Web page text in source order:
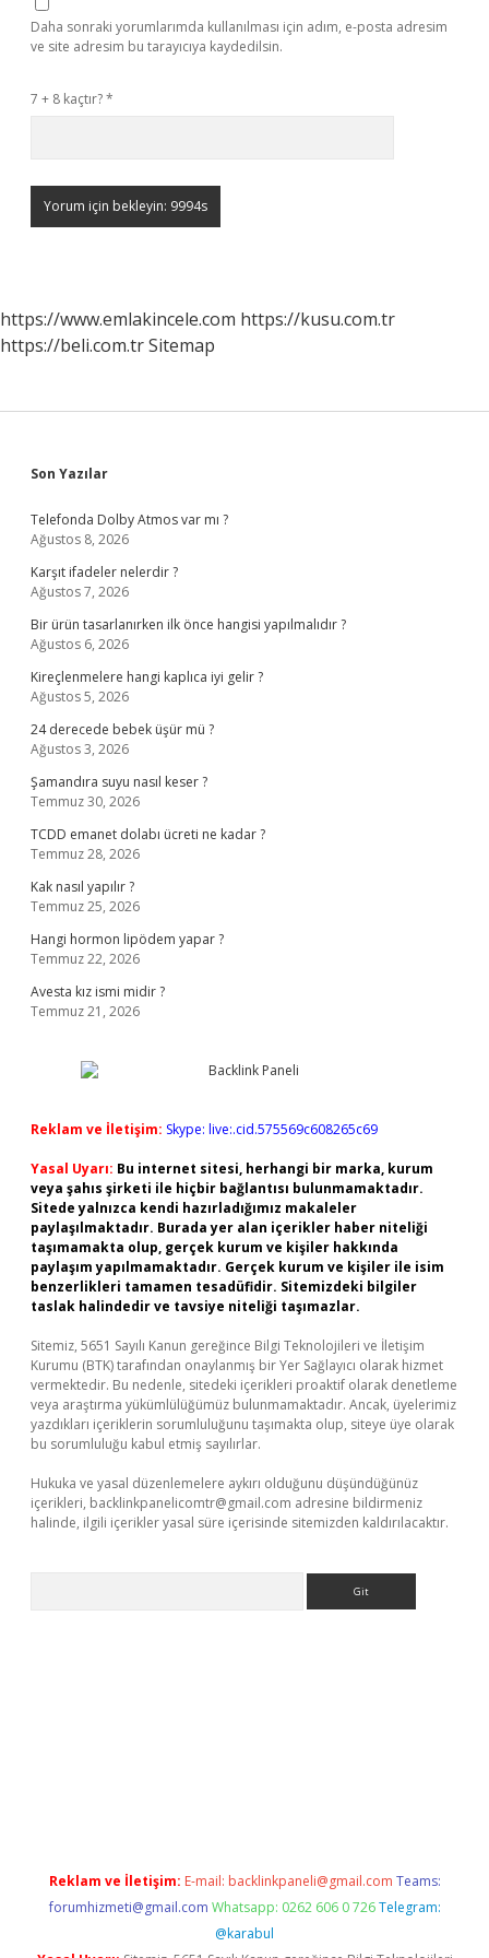
Daha sonraki yorumlarımda kullanılması için adım, e-posta adresim
ve site adresim bu tarayıcıya kaydedilsin.
7 + 8 kaçtır?*
https://www.emlakincele.com https://kusu.com.tr
https://beli.com.trSitemap
Sidebar
Son Yazılar
Telefonda Dolby Atmos var mı ?
Ağustos 8, 2026
Karşıt ifadeler nelerdir ?
Ağustos 7, 2026
Bir ürün tasarlanırken ilk önce hangisi yapılmalıdır ?
Ağustos 6, 2026
Kireçlenmelere hangi kaplıca iyi gelir ?
Ağustos 5, 2026
24 derecede bebek üşür mü ?
Ağustos 3, 2026
Şamandıra suyu nasıl keser ?
Temmuz 30, 2026
TCDD emanet dolabı ücreti ne kadar ?
Temmuz 28, 2026
Kak nasıl yapılır ?
Temmuz 25, 2026
Hangi hormon lipödem yapar ?
Temmuz 22, 2026
Avesta kız ismi midir ?
Temmuz 21, 2026
Reklam ve İletişim: Skype: live:.cid.575569c608265c69
Yasal Uyarı: Bu internet sitesi, herhangi bir marka, kurum
veya şahıs şirketi ile hiçbir bağlantısı bulunmamaktadır.
Sitede yalnızca kendi hazırladığımız makaleler
paylaşılmaktadır. Burada yer alan içerikler haber niteliği
taşımamakta olup, gerçek kurum ve kişiler hakkında
paylaşım yapılmamaktadır. Gerçek kurum ve kişiler ile isim
benzerlikleri tamamen tesadüfidir. Sitemizdeki bilgiler
taslak halindedir ve tavsiye niteliği taşımazlar.
Sitemiz, 5651 Sayılı Kanun gereğince Bilgi Teknolojileri ve İletişim
Kurumu (BTK) tarafından onaylanmış bir Yer Sağlayıcı olarak hizmet
vermektedir. Bu nedenle, sitedeki içerikleri proaktif olarak denetleme
veya araştırma yükümlülüğümüz bulunmamaktadır. Ancak, üyelerimiz
yazdıkları içeriklerin sorumluluğunu taşımakta olup, siteye üye olarak
bu sorumluluğu kabul etmiş sayılırlar.
Hukuka ve yasal düzenlemelere aykırı olduğunu düşündüğünüz
içerikleri, backlinkpanelicomtr@gmail.com adresine bildirmeniz
halinde, ilgili içerikler yasal süre içerisinde sitemizden kaldırılacaktır.
Reklam ve İletişim: E-mail: backlinkpaneli@gmail.com Teams:
forumhizmeti@gmail.com Whatsapp: 0262 606 0 726 Telegram:
@karabul